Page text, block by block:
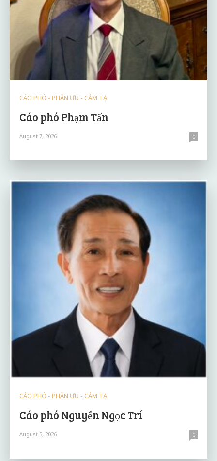
CÁO PHÓ - PHÂN ƯU - CẢM TẠ
Cáo phó Phạm Tấn
August 7, 2026 0
CÁO PHÓ - PHÂN ƯU - CẢM TẠ
Cáo phó Nguyễn Ngọc Trí
August 5, 2026 0